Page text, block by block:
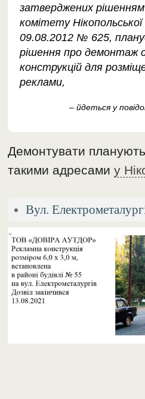
затверджених рішенням
комітету Нікопольської
09.08.2012 № 625,
рішення про демонтаж
конструкцій для
реклами,
– йдеться у
Демонтувати
такими адресамиу
Вул.